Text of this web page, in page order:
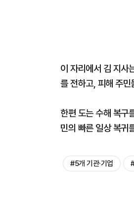
이 자리에서 김 지사
를 전하고, 피해 주민
한편 도는 수해 복구
민의 빠른 일상 복귀
#5개 기관·기업